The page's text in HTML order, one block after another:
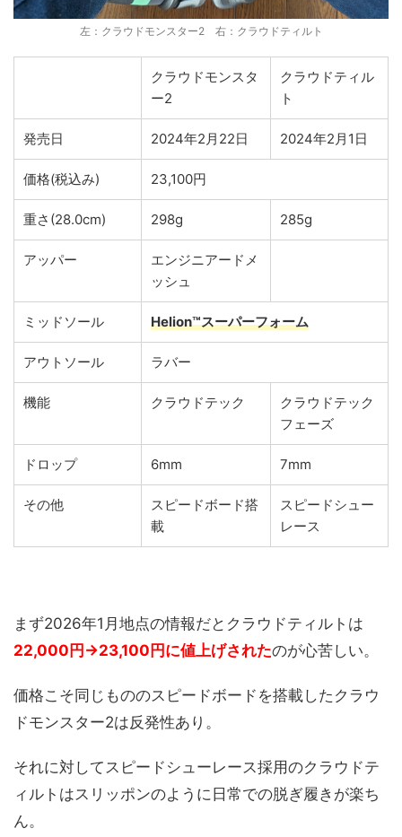
左：クラウドモンスター2 右：クラウドティルト
クラウドモンスタ
ー2
クラウドティル
ト
発売日 2024年2月22日 2024年2月1日
価格(税込み) 23,100円
重さ(28.0cm) 298g 285g
アッパー
エンジニアードメ
ッシュ
ミッドソール Helion™スーパーフォーム
アウトソール ラバー
機能 クラウドテック
クラウドテック
フェーズ
ドロップ 6mm 7mm
その他
スピードボード搭
載
スピードシュー
レース
まず2026年1月地点の情報だとクラウドティルトは
22,000円→23,100円に値上げされたのが心苦しい。
価格こそ同じもののスピードボードを搭載したクラウ
ドモンスター2は反発性あり。
それに対してスピードシューレース採用のクラウドテ
ィルトはスリッポンのように日常での脱ぎ履きが楽ち
ん。